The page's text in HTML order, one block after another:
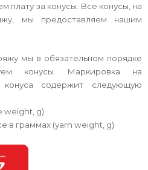
плату за конусы. Все конусы, на
мы предоставляем нашим
мы в обязательном порядке
конусы. Маркировка на
конуса содержит следующую
weight, g)
в граммах (yarn weight, g)